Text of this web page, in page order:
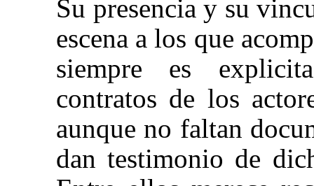
Su presencia y su
escena a los que
siempre es
contratos de los
aunque no faltan
dan testimonio de